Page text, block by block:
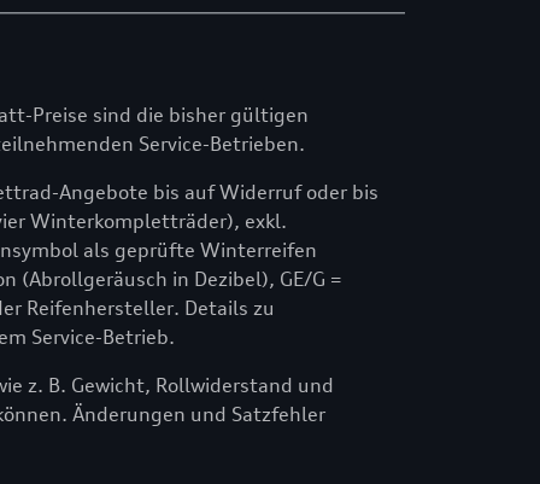
Preise sind die bisher gültigen
Service-Betrieben.
Angebote bis auf Widerruf oder bis
Winterkompletträder), exkl.
als geprüfte Winterreifen
(Abrollgeräusch in Dezibel), GE/G =
Reifenhersteller. Details zu
Service-Betrieb.
z. B. Gewicht, Rollwiderstand und
Änderungen und Satzfehler